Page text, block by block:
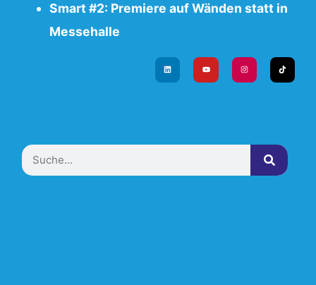
Smart #2: Premiere auf Wänden statt in
Messehalle